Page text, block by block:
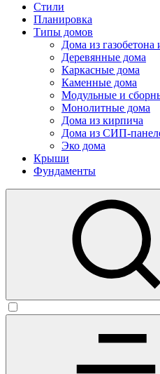
Стили
Планировка
Типы домов
Дома из газобетона
Деревянные дома
Каркасные дома
Каменные дома
Модульные и
Монолитные дома
Дома из кирпича
Дома из СИП-
Эко дома
Крыши
Фундаменты